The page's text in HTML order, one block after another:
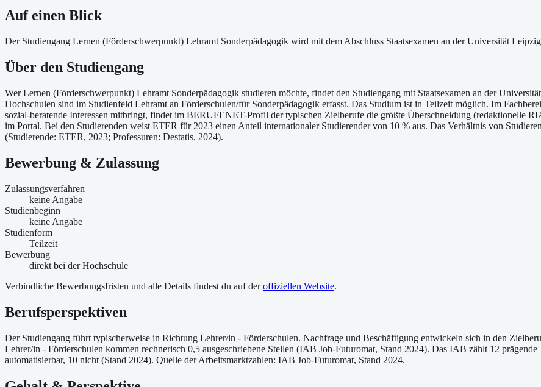
Auf einen Blick
Der Studiengang Lernen (Förderschwerpunkt) Lehramt Sonderpädagogik wird mit dem Abschluss Staatsexamen an der Universität
Über den Studiengang
Wer Lernen (Förderschwerpunkt) Lehramt Sonderpädagogik studieren möchte, findet den Studiengang mit Staatsexamen an der
Hochschulen sind im Studienfeld Lehramt an Förderschulen/für Sonderpädagogik erfasst. Das Studium ist in Teilzeit möglich. Im
sozial-beratende Interessen mitbringt, findet im BERUFENET-Profil der typischen Zielberufe die größte Überschneidung (redaktionelle
im Portal. Bei den Studierenden weist ETER für 2023 einen Anteil internationaler Studierender von 10 % aus. Das Verhältnis von
(Studierende: ETER, 2023; Professuren: Destatis, 2024).
Bewerbung & Zulassung
Zulassungsverfahren
keine Angabe
Studienbeginn
keine Angabe
Studienform
Teilzeit
Bewerbung
direkt bei der Hochschule
Verbindliche Bewerbungsfristen und alle Details findest du auf der offiziellen Website.
Berufsperspektiven
Der Studiengang führt typischerweise in Richtung Lehrer/in - Förderschulen. Nachfrage und Beschäftigung entwickeln sich in den
Lehrer/in - Förderschulen kommen rechnerisch 0,5 ausgeschriebene Stellen (IAB Job-Futuromat, Stand 2024). Das IAB zählt 12
automatisierbar, 10 nicht (Stand 2024). Quelle der Arbeitsmarktzahlen: IAB Job-Futuromat, Stand 2024.